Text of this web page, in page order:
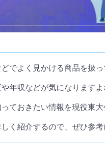
でよく見かける商品を扱っ
年収などが気になりますよ
ておきたい情報を現役東大
く紹介するので、ぜひ参考